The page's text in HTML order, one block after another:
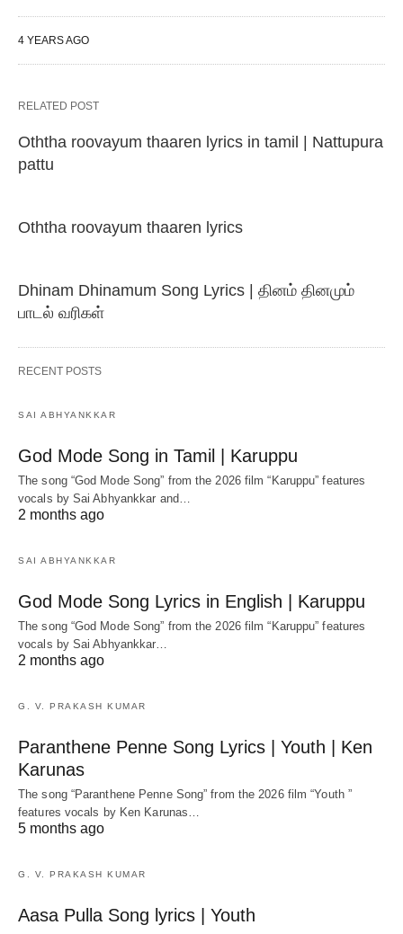
4 YEARS AGO
RELATED POST
Oththa roovayum thaaren lyrics in tamil | Nattupura
pattu
Oththa roovayum thaaren lyrics
Dhinam Dhinamum Song Lyrics | தினம் தினமும்
பாடல் வரிகள்
RECENT POSTS
SAI ABHYANKKAR
God Mode Song in Tamil | Karuppu
The song “God Mode Song” from the 2026 film “Karuppu” features
vocals by Sai Abhyankkar‬ and…
2 months ago
SAI ABHYANKKAR
God Mode Song Lyrics in English | Karuppu
The song “God Mode Song” from the 2026 film “Karuppu” features
vocals by Sai Abhyankkar‬…
2 months ago
G. V. PRAKASH KUMAR
Paranthene Penne Song Lyrics | Youth | Ken
Karunas
The song “Paranthene Penne Song” from the 2026 film “Youth ”
features vocals by Ken Karunas…
5 months ago
G. V. PRAKASH KUMAR
Aasa Pulla Song lyrics | Youth